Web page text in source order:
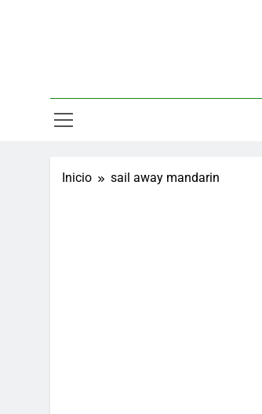
Inicio sail away mandarin